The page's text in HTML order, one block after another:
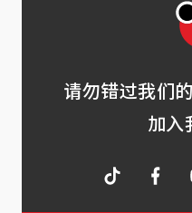
请勿错过我们
加入